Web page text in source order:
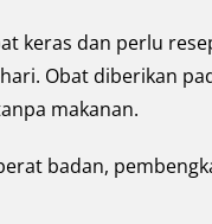
keras dan perlu
Obat diberikan
makanan.
badan,